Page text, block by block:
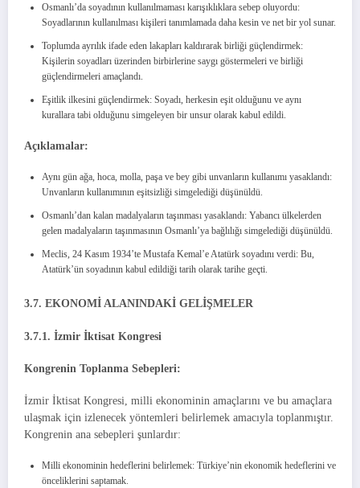
Osmanlı’da soyadının kullanılmaması karışıklıklara sebep oluyordu:
Soyadlarının kullanılması kişileri tanımlamada daha kesin ve net bir yol sunar.
Toplumda ayrılık ifade eden lakapları kaldırarak birliği güçlendirmek:
Kişilerin soyadları üzerinden birbirlerine saygı göstermeleri ve birliği
güçlendirmeleri amaçlandı.
Eşitlik ilkesini güçlendirmek: Soyadı, herkesin eşit olduğunu ve aynı
kurallara tabi olduğunu simgeleyen bir unsur olarak kabul edildi.
Açıklamalar:
Aynı gün ağa, hoca, molla, paşa ve bey gibi unvanların kullanımı yasaklandı:
Unvanların kullanımının eşitsizliği simgelediği düşünüldü.
Osmanlı’dan kalan madalyaların taşınması yasaklandı: Yabancı ülkelerden
gelen madalyaların taşınmasının Osmanlı’ya bağlılığı simgelediği düşünüldü.
Meclis, 24 Kasım 1934’te Mustafa Kemal’e Atatürk soyadını verdi: Bu,
Atatürk’ün soyadının kabul edildiği tarih olarak tarihe geçti.
3.7. EKONOMİ ALANINDAKİ GELİŞMELER
3.7.1. İzmir İktisat Kongresi
Kongrenin Toplanma Sebepleri:
İzmir İktisat Kongresi, milli ekonominin amaçlarını ve bu amaçlara
ulaşmak için izlenecek yöntemleri belirlemek amacıyla toplanmıştır.
Kongrenin ana sebepleri şunlardır:
Milli ekonominin hedeflerini belirlemek: Türkiye’nin ekonomik hedeflerini ve
önceliklerini saptamak.